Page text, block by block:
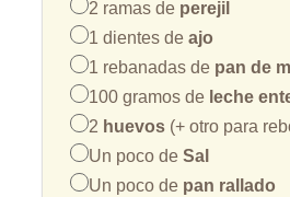
2 ramas de perejil
1 dientes de ajo
1 rebanadas de pan de
100 gramos de leche
2 huevos (+ otro para
Un poco de Sal
Un poco de pan rallado